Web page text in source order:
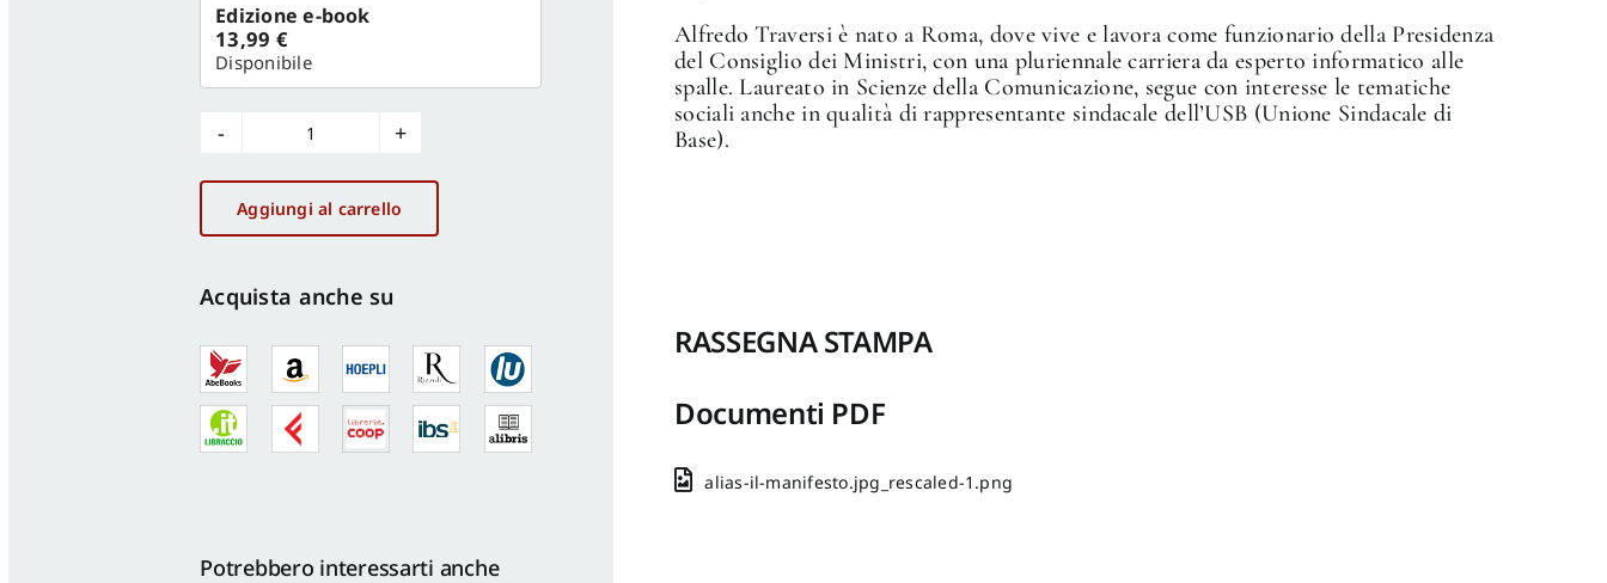
Edizione e-book
13,99 €
Disponibile
2027
quantità
Aggiungi al carrello
Acquista anche su
Potrebbero interessarti anche
Alfredo Traversi è nato a Roma, dove vive e lavora come funzionario della Presidenza
del Consiglio dei Ministri, con una pluriennale carriera da esperto informatico alle
spalle. Laureato in Scienze della Comunicazione, segue con interesse le tematiche
sociali anche in qualità di rappresentante sindacale dell’USB (Unione Sindacale di
Base).
RASSEGNA STAMPA
Documenti PDF
alias-il-manifesto.jpg_rescaled-1.png